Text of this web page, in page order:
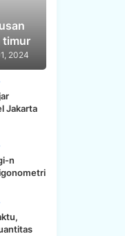
timur
2024
Jakarta
n